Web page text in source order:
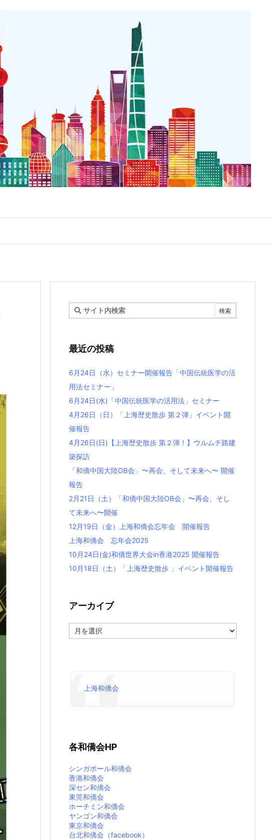
最近の投稿
6月24日（水）セミナー開催報告「中国伝統医学の活
用法セミナー」
6月24日(水)「中国伝統医学の活用法」セミナー
4月26日（日）「上海歴史散歩 第２弾」イベント開
催報告
4月26日(日)【上海歴史散歩 第２弾！】ウルムチ路建
築探訪
「和僑中国大陸OB会」〜再会、そして未来へ〜 開催
報告
2月21日（土）「和僑中国大陸OB会」〜再会、そし
て未来へ〜開催
12月19日（金）上海和僑会忘年会 開催報告
上海和僑会 忘年会2025
10月24日(金)和僑世界大会in香港2025 開催報告
10月18日（土）「上海歴史散歩 」イベント開催報告
アーカイブ
ー
上海和僑会
各和僑会HP
シンガポール和僑会
香港和僑会
深セン和僑会
東莞和僑会
ホーチミン和僑会
ヤンゴン和僑会
東京和僑会
台北和僑会（facebook）